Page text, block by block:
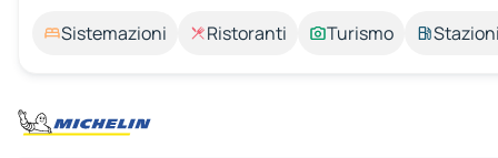
Sistemazioni Ristoranti Turismo